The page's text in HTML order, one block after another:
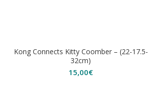
Kong Connects Kitty Coomber – (22-17.5-
32cm)
15,00€